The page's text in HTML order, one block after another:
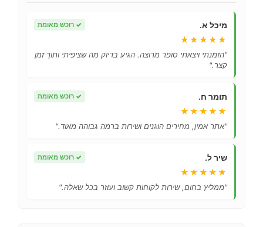
מיכל א. ✓ רוכש מאומת
★★★★★
"הזמנתי ויצאתי סופר מרוצה. הגיע בדיוק מה שציפיתי ותוך זמן
קצר."
תומר ח. ✓ רוכש מאומת
★★★★★
"אתר אמין, מחירים הוגנים ושירות ברמה גבוהה מאוד."
שיר ל. ✓ רוכש מאומת
★★★★★
"ממליץ בחום, שירות לקוחות קשוב ועוזר בכל שאלה."